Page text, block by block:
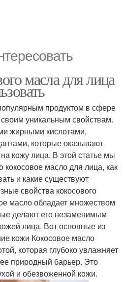
масла для лица
продуктом в сфере
уникальным свойствам.
жирными кислотами,
которые оказывают
кожу лица. В этой статье мы
кокосовое масло для лица, как
и какие существуют
свойства кокосового
масло обладает множеством
делают его незаменимым
лица. Вот основные из
кожи Кокосовое масло
которая глубоко увлажняет
природный барьер. Это
и обезвоженной кожи.